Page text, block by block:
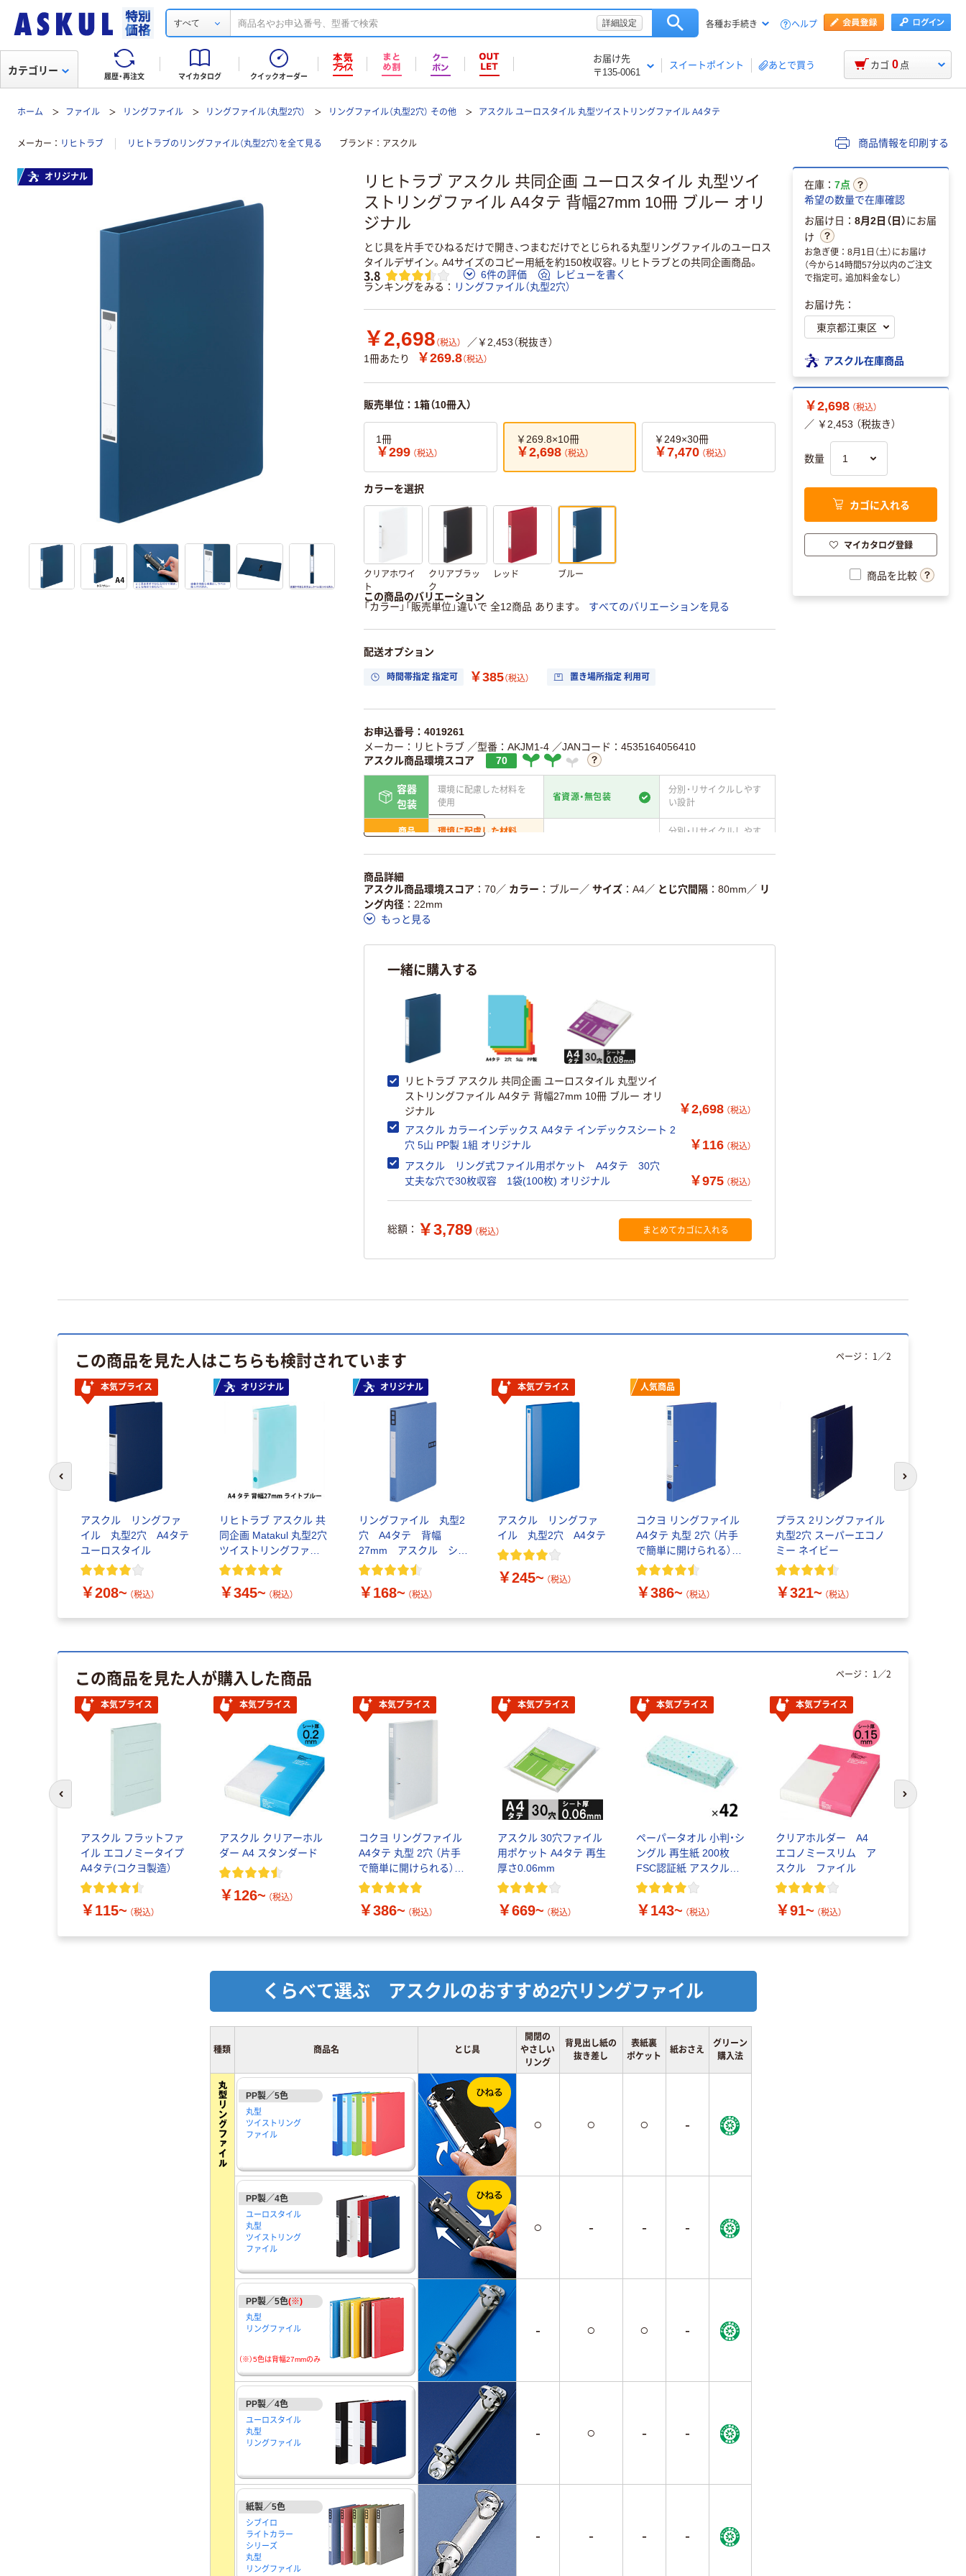
すべて 詳細設定 各種お手続き ヘルプ
履歴・再注文 マイカタログ クイックオーダー
お届け先
〒135-0061
スイートポイント あとで買う
カテゴリー カゴ 0 点
ホーム ファイル リングファイル リングファイル（丸型2穴） リングファイル（丸型2穴） その他 アスクル ユーロスタイル 丸型ツイストリングファイル A4タテ
メーカー リヒトラブ リヒトラブのリングファイル（丸型2穴）を全て見る ブランド アスクル 商品情報を印刷する
リヒトラブ アスクル 共同企画 ユーロスタイル 丸型ツイ
ストリングファイル A4タテ 背幅27mm 10冊 ブルー オリ
ジナル
とじ具を片手でひねるだけで開き、つまむだけでとじられる丸型リングファイルのユーロス
タイルデザイン。A4サイズのコピー用紙を約150枚収容。リヒトラブとの共同企画商品。
3.8 6件の評価
レビューを書く
ランキングをみる
リングファイル（丸型2穴）
￥2,698 （税込）
／￥2,453（税抜き）
1冊あたり
￥269.8（税込）
販売単位：1箱（10冊入）
1冊
￥299 （税込）
￥269.8×10冊
￥2,698 （税込）
￥249×30冊
￥7,470 （税込）
カラーを選択
クリアホワイ
ト
クリアブラッ
ク
レッド ブルー
この商品のバリエーション
「カラー」「販売単位」違いで 全12商品 あります。
すべてのバリエーションを見る
配送オプション
時間帯指定 指定可 ￥385（税込） 置き場所指定 利用可
お申込番号：4019261
メーカー：リヒトラブ ／型番：AKJM1-4 ／JANコード：4535164056410
アスクル商品環境スコア
70
容器
包装
環境に配慮した材料を
使用
省資源・無包装
分別・リサイクルしやす
い設計
商品
環境に配慮した材料
分別・リサイクルしやす
仕組
ある
いる
削減
この商品の環境配慮ポイントです。詳しくはページ下部の商品詳細「
ア詳細／加点項目
詳しく見る
商品詳細
アスクル商品環境スコア
70／ カラー ブルー ／ サイズ A4／ とじ穴間隔 80mm ／ リ
ング内径
22mm
もっと見る
一緒に購入する
リヒトラブ アスクル 共同企画 ユーロスタイル 丸型ツイ
ストリングファイル A4タテ 背幅27mm 10冊 ブルー オリ
ジナル
￥2,698 （税込）
アスクル カラーインデックス A4タテ インデックスシート 2
穴 5山 PP製 1組 オリジナル
￥116 （税込）
アスクル リング式ファイル用ポケット A4タテ 30穴
丈夫な穴で30枚収容 1袋(100枚) オリジナル
￥975 （税込）
総額： ￥3,789 （税込） まとめてカゴに入れる
オリジナル
在庫： 7点
希望の数量で在庫確認
お届け日： 8月2日（日）にお届
け
お急ぎ便：8月1日（土）にお届け
（今から14時間57分以内のご注文
で指定可。追加料金なし）
お届け先：
アスクル在庫商品
￥2,698 （税込）
／ ￥2,453 （税抜き）
数量
カゴに入れる
マイカタログ登録
商品を比較
この商品を見た人はこちらも検討されています
本気プライス
アスクル リングファ
イル 丸型2穴 A4タテ
ユーロスタイル
￥208~ （税込）
オリジナル
リヒトラブ アスクル 共
同企画 Matakul 丸型2穴
ツイストリングファイ
ル A4タテ
￥345~ （税込）
オリジナル
リングファイル 丸型2
穴 A4タテ 背幅
27mm アスクル シブ
イロ
￥168~ （税込）
本気プライス
アスクル リングファ
イル 丸型2穴 A4タテ
￥245~ （税込）
人気商品
コクヨ リングファイル
A4タテ 丸型 2穴 （片手
で簡単に開けられる）ス
リムスタイル
￥386~ （税込）
プラス 2リングファイル
丸型2穴 スーパーエコノ
ミー ネイビー
￥321~ （税込）
ページ： 1 ／2
次のスライド
この商品を見た人が購入した商品
本気プライス
アスクル フラットファ
イル エコノミータイプ
A4タテ(コクヨ製造）
￥115~ （税込）
本気プライス
アスクル クリアーホル
ダー A4 スタンダード
￥126~ （税込）
本気プライス
コクヨ リングファイル
A4タテ 丸型 2穴 （片手
で簡単に開けられる）ス
リムスタイル（透明タイ
￥386~ （税込）
本気プライス
アスクル 30穴ファイル
用ポケット A4タテ 再生
厚さ0.06mm
￥669~ （税込）
本気プライス
ペーパータオル 小判・シ
ングル 再生紙 200枚
FSC認証紙 アスクルオ
リジナル
￥143~ （税込）
本気プライス
クリアホルダー A4
エコノミースリム ア
スクル ファイル
￥91~ （税込）
ページ： 1 ／2
次のスライド
くらべて選ぶ アスクルのおすすめ2穴リングファイル
種類 商品名 とじ具
開閉の
やさしい
リング
背見出し紙の
抜き差し
表紙裏
ポケット
紙おさえ
グリーン
購入法
PP製／5色
丸型
ツイストリング
ファイル
○ ○ ○ -
PP製／4色
ユーロスタイル
丸型
ツイストリング
ファイル
○ - - -
PP製／5色(※)
丸型
リングファイル
（※）5色は背幅27mmのみ
- ○ ○ -
PP製／4色
ユーロスタイル
丸型
リングファイル
- ○ - -
紙製／5色
シブイロ
ライトカラー
シリーズ
丸型
リングファイル
- - - -